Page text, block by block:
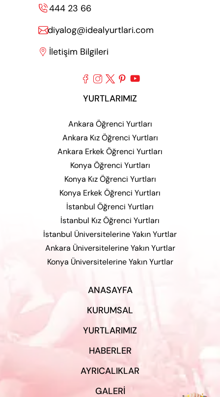
444 23 66
diyalog@idealyurtlari.com
 İletişim Bilgileri
    
YURTLARIMIZ
Ankara Öğrenci Yurtları
Ankara Kız Öğrenci Yurtları
Ankara Erkek Öğrenci Yurtları
Konya Öğrenci Yurtları
Konya Kız Öğrenci Yurtları
Konya Erkek Öğrenci Yurtları
İstanbul Öğrenci Yurtları
İstanbul Kız Öğrenci Yurtları
İstanbul Üniversitelerine Yakın Yurtlar
Ankara Üniversitelerine Yakın Yurtlar
Konya Üniversitelerine Yakın Yurtlar
ANASAYFA
KURUMSAL
YURTLARIMIZ
HABERLER
AYRICALIKLAR
GALERI